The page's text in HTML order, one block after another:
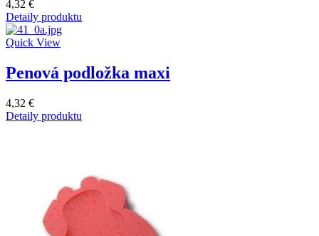
4,32 €
Detaily produktu
Quick View
Penová podložka maxi
4,32 €
Detaily produktu